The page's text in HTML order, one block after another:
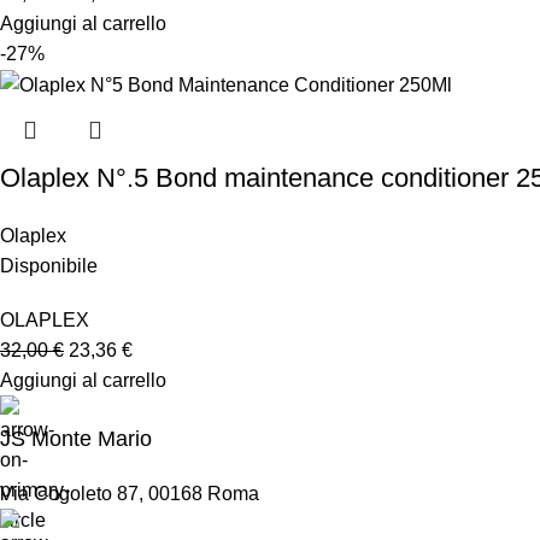
Aggiungi al carrello
-27%
Olaplex N°.5 Bond maintenance conditioner
Olaplex
Disponibile
OLAPLEX
32,00€ 23,36 €
Aggiungi al carrello
JS Monte Mario
Via Cogoleto 87, 00168 Roma